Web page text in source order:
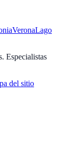
VeronaLago
Especialistas
del sitio